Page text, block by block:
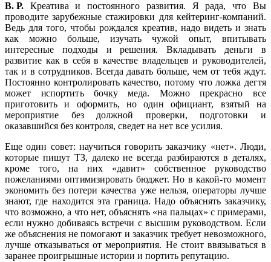
В. Р. Креатива и постоянного развития. Я рада, что Вы
проводите зарубежные стажировки для кейтеринг-компаний.
Ведь для того, чтобы рождался креатив, надо видеть и знать
как можно больше, изучать чужой опыт, впитывать
интересные подходы и решения. Вкладывать деньги в
развитие как в себя в качестве владельцев и руководителей,
так и в сотрудников. Всегда давать больше, чем от тебя ждут.
Постоянно контролировать качество, потому что ложка дегтя
может испортить бочку меда. Можно прекрасно все
приготовить и оформить, но один официант, взятый на
мероприятие без должной проверки, подготовки и
оказавшийся без контроля, сведет на нет все усилия.
Еще один совет: научиться говорить заказчику «нет». Люди,
которые пишут ТЗ, далеко не всегда разбираются в деталях,
кроме того, на них «давит» собственное руководство
пожеланиями оптимизировать бюджет. Но в какой-то момент
экономить без потери качества уже нельзя, операторы лучше
знают, где находится эта граница. Надо объяснять заказчику,
что возможно, а что нет, объяснять «на пальцах» с примерами,
если нужно добиваясь встречи с высшим руководством. Если
же объяснения не помогают и заказчик требует невозможного,
лучше отказываться от мероприятия. Не стоит ввязываться в
заранее проигрышные истории и портить репутацию.